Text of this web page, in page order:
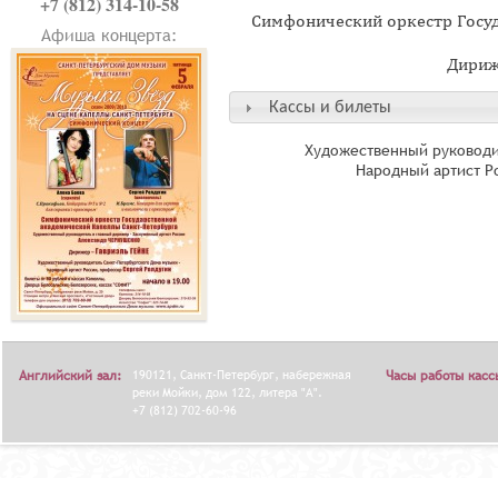
Афиша концерта:
Симфонический оркестр
Кассы и билеты
Художественный
Народный артист
Английский зал:
190121, Санкт-Петербург, набережная
реки Мойки, дом 122, литера "А".
+7 (812) 702-60-96
Часы работы